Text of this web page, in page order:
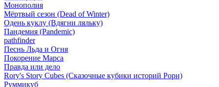
Монополия
Мёртвый сезон (Dead of Winter)
Одень куклу (Вдягни ляльку)
Пандемия (Pandemic)
pathfinder
Песнь Льда и Огня
Покорение Марса
Правда или дело
Rory's Story Cubes (Сказочные кубики историй Рори)
Руммикуб